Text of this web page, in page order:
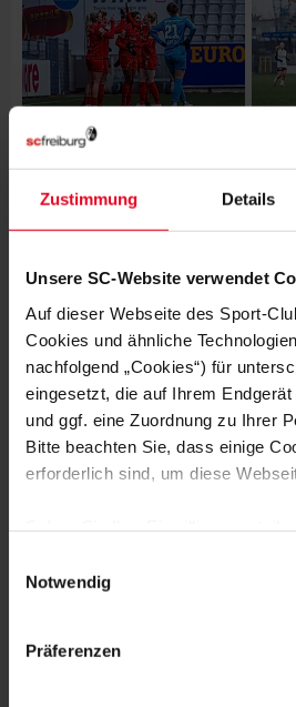
Zustimmung Details
Unsere SC-Website verwendet
Auf dieser Webseite des Sport-
Cookies und ähnliche
nachfolgend „Cookies“) für
eingesetzt, die auf Ihrem
und ggf. eine Zuordnung zu Ihrer
Bitte beachten Sie, dass einige
erforderlich sind, um diese
Daten von Ihnen (z.B.
IP-Adressen) verarbeitet werden.
Speicherung aller aufgeführten
Notwendig
Präferenzen
FRAUEN & MÄDCHEN
DIE BILDER
ERFOLG